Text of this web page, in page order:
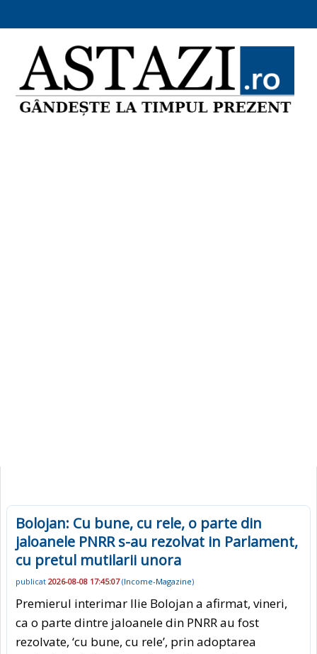
Bolojan: Cu bune, cu rele, o parte din
jaloanele PNRR s-au rezolvat in Parlament,
cu pretul mutilarii unora
publicat 2026-08-08 17:45:07(Income-Magazine)
Premierul interimar Ilie Bolojan a afirmat, vineri,
ca o parte dintre jaloanele din PNRR au fost
rezolvate, ‘cu bune, cu rele’, prin adoptarea